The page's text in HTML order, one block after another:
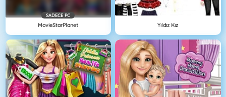
SADECE PC
MovieStarPlanet Yıldız Kız